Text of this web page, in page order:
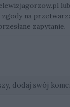
na
zapytanie.
dodaj swój